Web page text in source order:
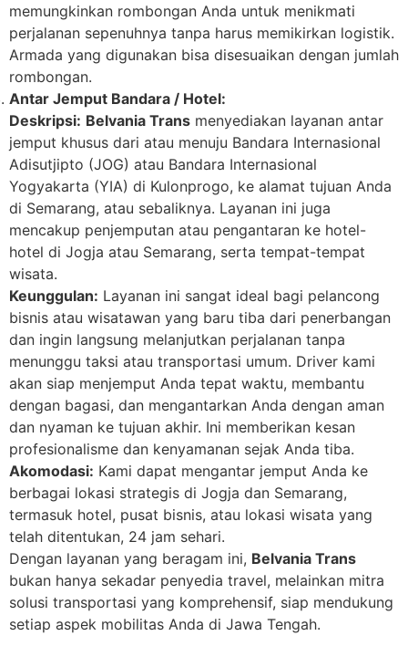
memungkinkan rombongan Anda untuk menikmati
perjalanan sepenuhnya tanpa harus memikirkan logistik.
Armada yang digunakan bisa disesuaikan dengan jumlah
rombongan.
Antar Jemput Bandara / Hotel:
Deskripsi: Belvania Trans menyediakan layanan antar
jemput khusus dari atau menuju Bandara Internasional
Adisutjipto (JOG) atau Bandara Internasional
Yogyakarta (YIA) di Kulonprogo, ke alamat tujuan Anda
di Semarang, atau sebaliknya. Layanan ini juga
mencakup penjemputan atau pengantaran ke hotel-
hotel di Jogja atau Semarang, serta tempat-tempat
wisata.
Keunggulan: Layanan ini sangat ideal bagi pelancong
bisnis atau wisatawan yang baru tiba dari penerbangan
dan ingin langsung melanjutkan perjalanan tanpa
menunggu taksi atau transportasi umum. Driver kami
akan siap menjemput Anda tepat waktu, membantu
dengan bagasi, dan mengantarkan Anda dengan aman
dan nyaman ke tujuan akhir. Ini memberikan kesan
profesionalisme dan kenyamanan sejak Anda tiba.
Akomodasi: Kami dapat mengantar jemput Anda ke
berbagai lokasi strategis di Jogja dan Semarang,
termasuk hotel, pusat bisnis, atau lokasi wisata yang
telah ditentukan, 24 jam sehari.
Dengan layanan yang beragam ini, Belvania Trans
bukan hanya sekadar penyedia travel, melainkan mitra
solusi transportasi yang komprehensif, siap mendukung
setiap aspek mobilitas Anda di Jawa Tengah.